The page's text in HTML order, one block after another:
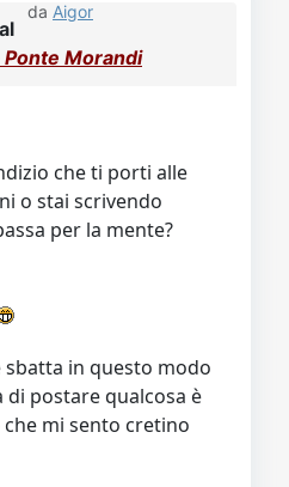
da Aigor
al
Morandi
che ti porti alle
o stai scrivendo
per la mente?
in questo modo
postare qualcosa è
mi sento cretino